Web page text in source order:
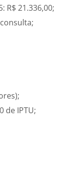
R$ 21.336,00;
de IPTU;